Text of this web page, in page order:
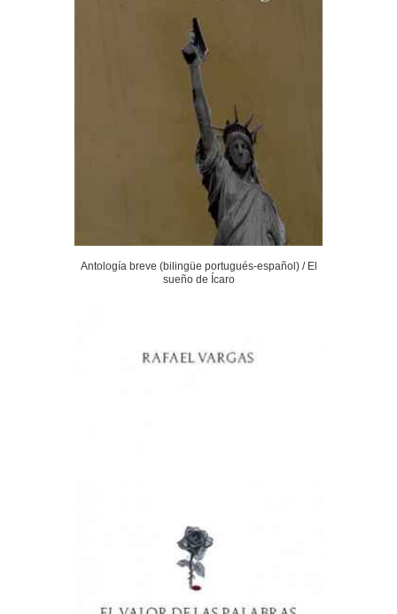
Antología breve (bilingüe portugués-español) / El
sueño de Ícaro